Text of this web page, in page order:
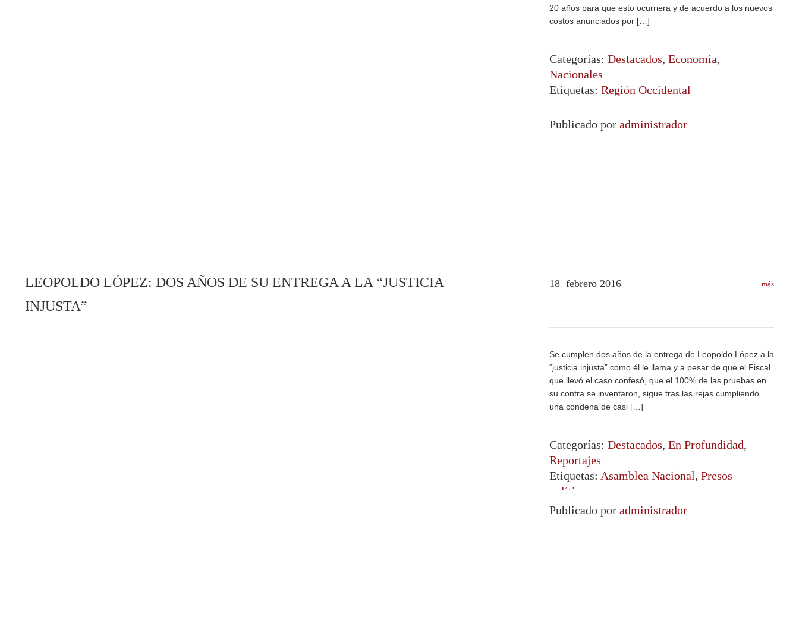
20 años para que esto ocurriera y de acuerdo a los nuevos
costos anunciados por […]
Categorías: Destacados, Economía,
Nacionales
Etiquetas: Región Occidental
Publicado por administrador
LEOPOLDO LÓPEZ: DOS AÑOS DE SU ENTREGA A LA “JUSTICIA
INJUSTA”
18 febrero 2016
Se cumplen dos años de la entrega de Leopoldo López a la
“justicia injusta” como él le llama y a pesar de que el Fiscal
que llevó el caso confesó, que el 100% de las pruebas en
su contra se inventaron, sigue tras las rejas cumpliendo
una condena de casi […]
más
Categorías: Destacados, En Profundidad,
Reportajes
Etiquetas: Asamblea Nacional, Presos
políticos
Publicado por administrador